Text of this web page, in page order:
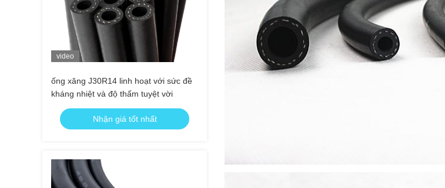
video
ống xăng J30R14 linh hoạt với sức đề
kháng nhiệt và độ thấm tuyệt vời
Nhận giá tốt nhất